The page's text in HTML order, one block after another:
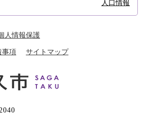
人口情報
人情報保護
事項 サイトマップ